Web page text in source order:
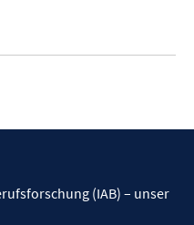
(IAB) – unser